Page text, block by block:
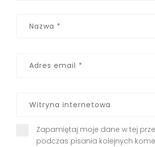
Zapamiętaj moje dane w tej
podczas pisania kolejnych